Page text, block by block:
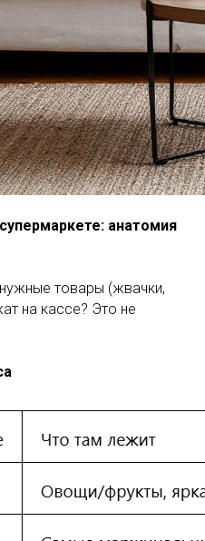
анатомия
товары (жвачки,
на кассе? Это не